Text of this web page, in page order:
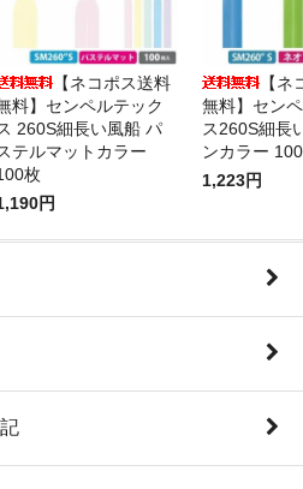
【ネコポス送料
料】センペルテック
260S細長い風船 パ
テルマットカラー
枚
円
【
無料】セン
ス260S細長
ンカラー
1,223円